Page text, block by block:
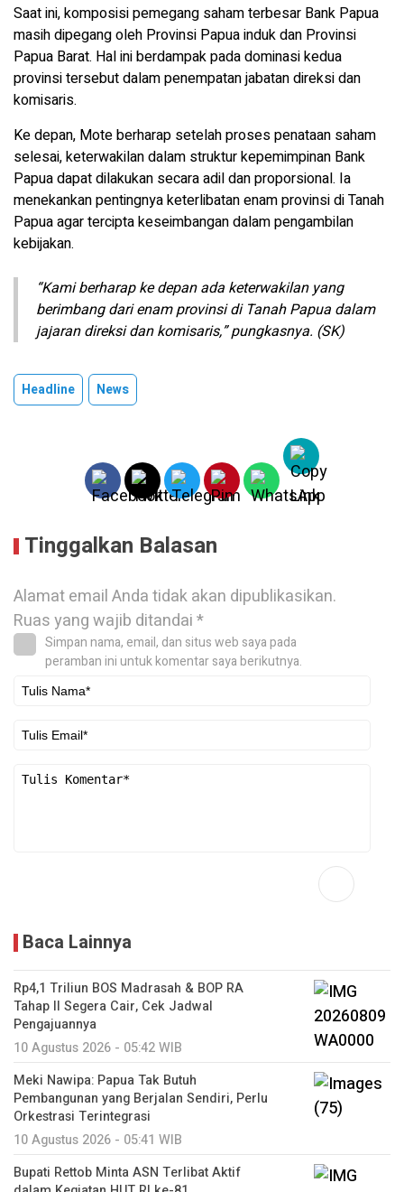
Saat ini, komposisi pemegang saham terbesar Bank Papua
masih dipegang oleh Provinsi Papua induk dan Provinsi
Papua Barat. Hal ini berdampak pada dominasi kedua
provinsi tersebut dalam penempatan jabatan direksi dan
komisaris.
Ke depan, Mote berharap setelah proses penataan saham
selesai, keterwakilan dalam struktur kepemimpinan Bank
Papua dapat dilakukan secara adil dan proporsional. Ia
menekankan pentingnya keterlibatan enam provinsi di Tanah
Papua agar tercipta keseimbangan dalam pengambilan
kebijakan.
“Kami berharap ke depan ada keterwakilan yang
berimbang dari enam provinsi di Tanah Papua dalam
jajaran direksi dan komisaris,” pungkasnya. (SK)
Headline News
Tinggalkan Balasan
Alamat email Anda tidak akan dipublikasikan.
Ruas yang wajib ditandai*
Simpan nama, email, dan situs web saya pada
peramban ini untuk komentar saya berikutnya.
Baca Lainnya
Rp4,1 Triliun BOS Madrasah & BOP RA
Tahap II Segera Cair, Cek Jadwal
Pengajuannya
10 Agustus 2026 - 05:42 WIB
Meki Nawipa: Papua Tak Butuh
Pembangunan yang Berjalan Sendiri, Perlu
Orkestrasi Terintegrasi
10 Agustus 2026 - 05:41 WIB
Bupati Rettob Minta ASN Terlibat Aktif